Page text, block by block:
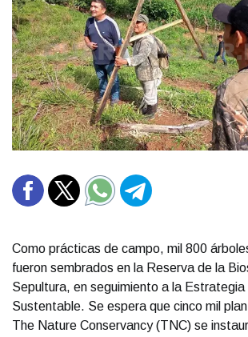
Como prácticas de campo, mil 800
fueron sembrados en la Reserva de la
Sepultura, en seguimiento a la
Sustentable. Se espera que cinco mil
The Nature Conservancy (TNC) se